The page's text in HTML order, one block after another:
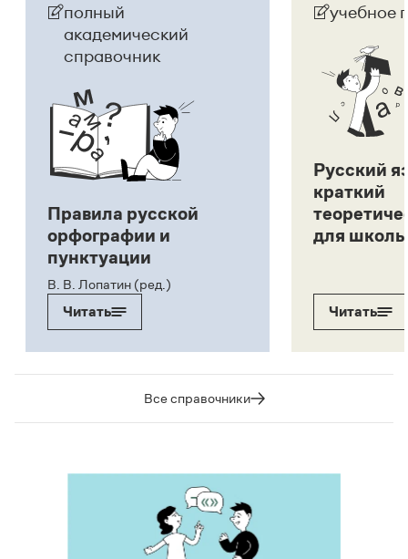
полный
академический
справочник
Правила русской
орфографии и
пунктуации
В. В. Лопатин (ред.)
Читать
учебное
Русский
краткий
для
Читать
Все справочники